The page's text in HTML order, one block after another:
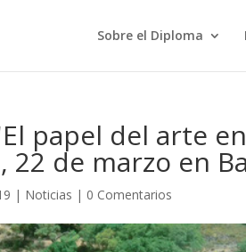
Sobre el Diploma
papel del arte
22 de marzo en
| Noticias | 0 Comentarios